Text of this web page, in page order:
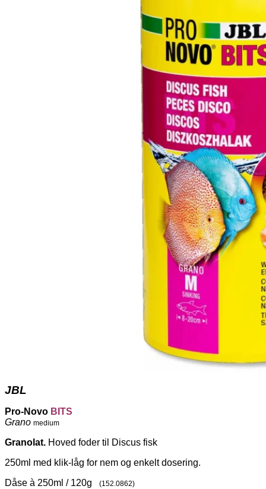
JBL
Pro-Novo BITS
Grano medium
Granolat. Hoved foder til Discus fisk
250ml med klik-låg for nem og enkelt dosering.
Dåse à 250ml / 120g
(152.0862)